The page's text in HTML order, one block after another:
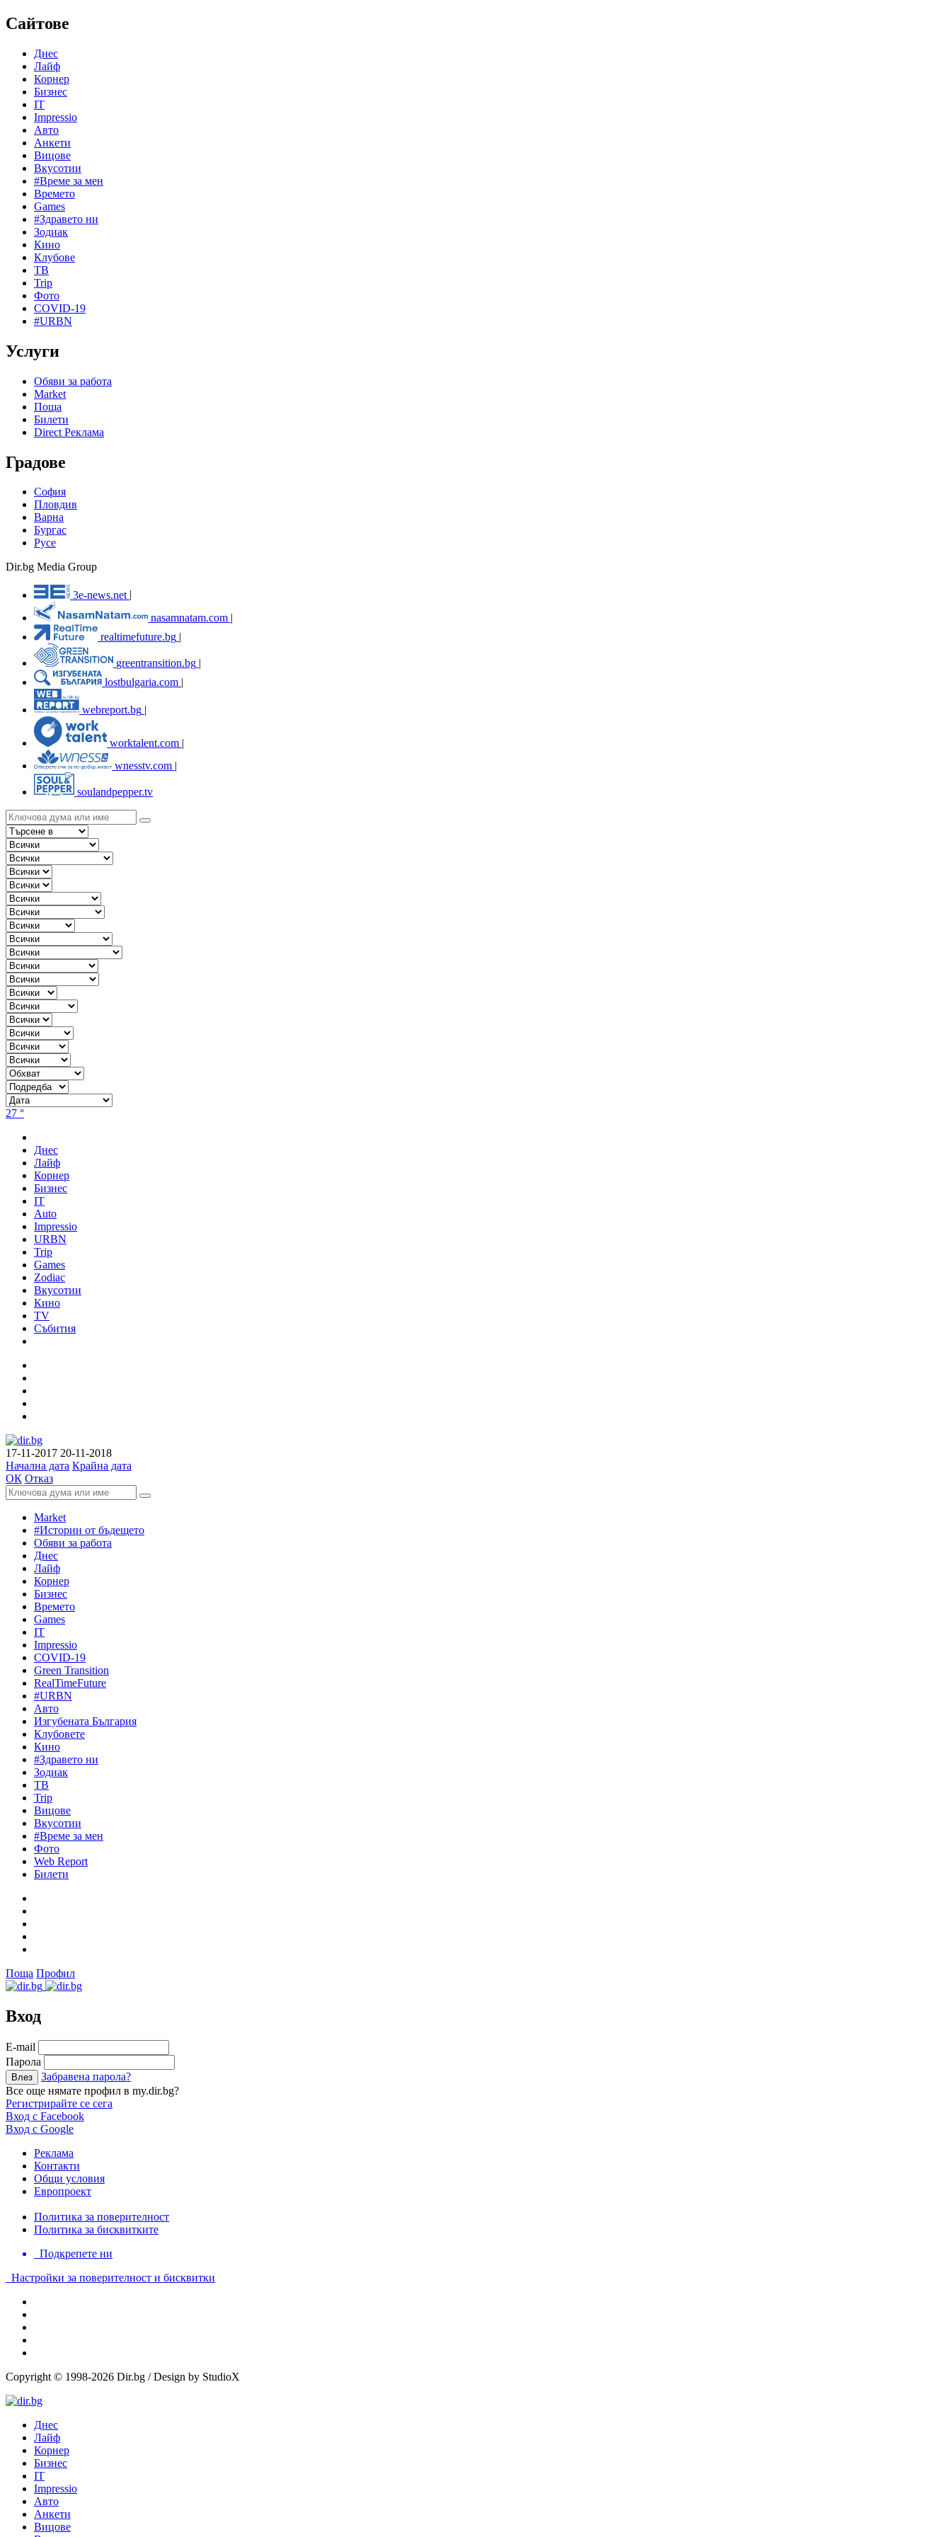
Сайтове
Днес
Лайф
Корнер
Бизнес
IT
Impressio
Авто
Анкети
Вицове
Вкусотии
#Време за мен
Времето
Games
#Здравето ни
Зодиак
Кино
Клубове
ТВ
Trip
Фото
COVID-19
#URBN
Услуги
Обяви за работа
Market
Поща
Билети
Direct Реклама
Градове
София
Пловдив
Варна
Бургас
Русе
Dir.bg Media Group
3e-news.net
nasamnatam.com |
realtimefuture.bg |
greentransition.bg |
lostbulgaria.com |
webreport.bg
worktalent.com |
wnesstv.com |
soulandpepper.tv
27 °
Днес
Лайф
Корнер
Бизнес
IT
Auto
Impressio
URBN
Trip
Games
Zodiac
Вкусотии
Кино
TV
Събития
17-11-2017 20-11-2018
Начална дата Крайна дата
ОК Отказ
Market
#Истории от бъдещето
Обяви за работа
Днес
Лайф
Корнер
Бизнес
Времето
Games
IT
Impressio
COVID-19
Green Transition
RealTimeFuture
#URBN
Авто
Изгубената България
Клубовете
Кино
#Здравето ни
Зодиак
ТВ
Trip
Вицове
Вкусотии
#Време за мен
Фото
Web Report
Билети
Поща Профил
Вход
Е-mail
Парола
Забравена парола?
Все още нямате профил в my.dir.bg?
Регистрирайте се сега
Вход с Facebook
Вход с Google
Реклама
Контакти
Общи условия
Европроект
Политика за поверителност
Политика за бисквитките
Подкрепете ни
Настройки за поверителност и бисквитки
Copyright © 1998-2026 Dir.bg / Design by StudioX
Днес
Лайф
Корнер
Бизнес
IT
Impressio
Авто
Анкети
Вицове